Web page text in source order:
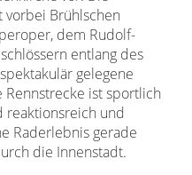
vorbei Brühlschen
dem Rudolf-
entlang des
gelegene
ist sportlich
reaktionsreich und
Raderlebnis gerade
die Innenstadt.